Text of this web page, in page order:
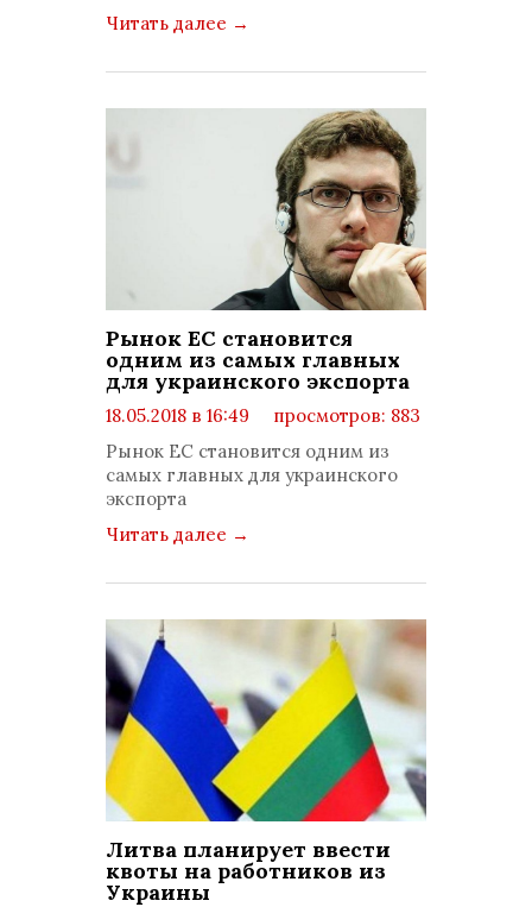
Читать далее →
Рынок ЕС становится
одним из самых главных
для украинского экспорта
18.05.2018 в 16:49
просмотров: 883
комментариев: 0
Рынок ЕС становится одним из
самых главных для украинского
экспорта
Читать далее →
Литва планирует ввести
квоты на работников из
Украины